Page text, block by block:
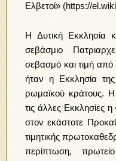
Ελβετοί» (https://
Η Δυτική Εκκλησία
σεβάσμιο
σεβασμό και τιμή από
ήταν η Εκκλησία
ρωμαϊκού κράτους.
τις άλλες Εκκλησίες
στον εκάστοτε
τιμητικής
περίπτωση,